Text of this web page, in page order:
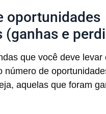
oportunidades
(ganhas e
que você deve levar
número de
aquelas que foram